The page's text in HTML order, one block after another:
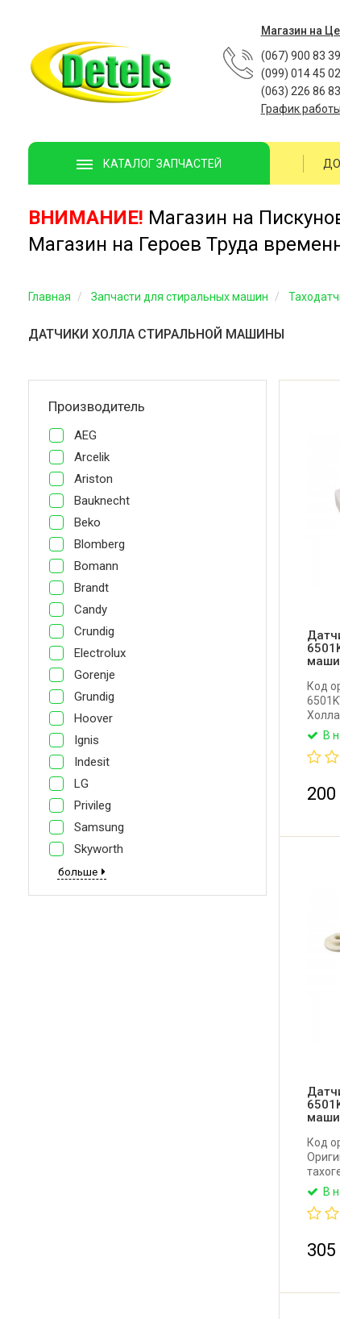
Магазин на
(067) 900 83 39
(099) 014 45 02
(063) 226 86 83
График работы
КАТАЛОГ ЗАПЧАСТЕЙ
ВНИМАНИЕ! Магазин на
Магазин на Героев Труда
Главная Запчасти для стиральных машин
ДАТЧИКИ ХОЛЛА СТИРАЛЬНОЙ МАШИНЫ
Производитель
AEG
Arcelik
Ariston
Bauknecht
Beko
Blomberg
Bomann
Brandt
Candy
Crundig
Electrolux
Gorenje
Grundig
Hoover
Ignis
Indesit
LG
Privileg
Samsung
Skyworth
больше
Код
В
200
Код
В
305